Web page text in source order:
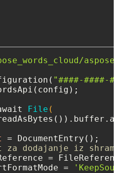
"####-####-
File (
=
za dodajanje iz
=
=